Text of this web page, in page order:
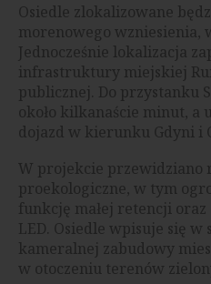
Osiedle zlokalizowane
morenowego wzniesienia,
Jednocześnie lokalizacja
infrastruktury miejskiej
publicznej. Do przystanku
około kilkanaście minut, a
dojazd w kierunku Gdyni i
W projekcie przewidziano
proekologiczne, w tym
funkcję małej retencji
LED. Osiedle wpisuje się w
kameralnej zabudowy
w otoczeniu terenów